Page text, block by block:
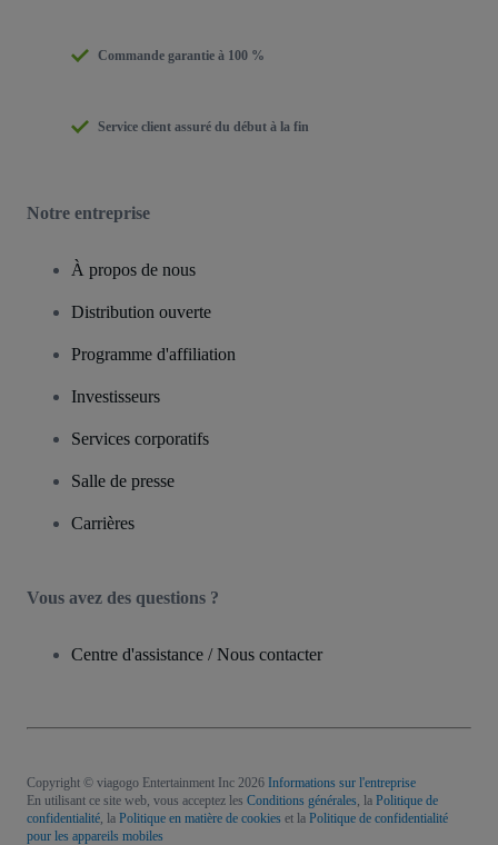
Commande garantie à 100 %
Service client assuré du début à la fin
Notre entreprise
À propos de nous
Distribution ouverte
Programme d'affiliation
Investisseurs
Services corporatifs
Salle de presse
Carrières
Vous avez des questions ?
Centre d'assistance / Nous contacter
Copyright © viagogo Entertainment Inc 2026 Informations sur l'entreprise
En utilisant ce site web, vous acceptez les Conditions générales, la Politique de
confidentialité, la Politique en matière de cookies et la Politique de confidentialité
pour les appareils mobiles